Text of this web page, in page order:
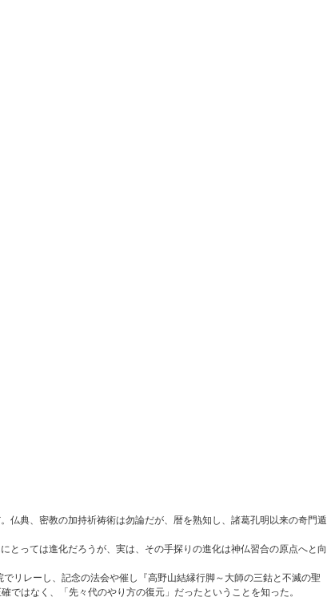
典、密教の加持祈祷術は勿論だが、暦を熟知し、諸葛孔明以来の奇門遁
っては進化だろうが、実は、その手探りの進化は神仏習合の原点へと向
リレーし、記念の法会や催し『高野山結縁行脚～大師の三鈷と不滅の聖
はなく、「先々代のやり方の復元」だったということを知った。